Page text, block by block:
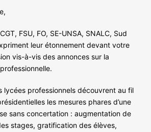
FSU, FO, SE-UNSA, SNALC, Sud
leur étonnement devant votre
vis-à-vis des annonces sur la
lycées professionnels découvrent au fil
les mesures phares d’une
sans concertation : augmentation de
stages, gratification des élèves,